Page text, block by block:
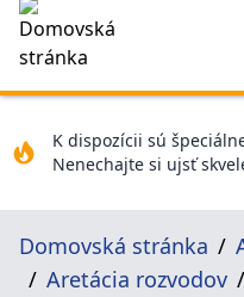
K dispozícii sú
Nenechajte si ujsť
Domovská stránka
Aretácia rozvodov